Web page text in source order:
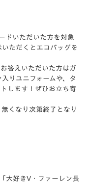
ドいただいた方を対象
ただくとエコバッグを
答えいただいた方はガ
りユニフォームや、
タ
します！ぜひお立ち寄
無くなり次第終了となり
大好きV・ファーレン長